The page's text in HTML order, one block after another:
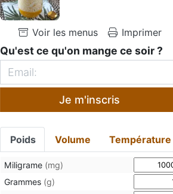
Voir les menus Imprimer
Qu'est ce qu'on mange ce soir ?
Je m'inscris
Poids Volume Température
Miligrame (mg)
Grammes (g)